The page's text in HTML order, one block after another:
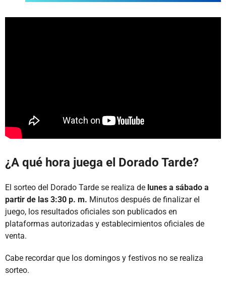
¿A qué hora juega el Dorado Tarde?
El sorteo del Dorado Tarde se realiza de lunes a sábado a
partir de las 3:30 p. m. Minutos después de finalizar el
juego, los resultados oficiales son publicados en
plataformas autorizadas y establecimientos oficiales de
venta.
Cabe recordar que los domingos y festivos no se realiza
sorteo.